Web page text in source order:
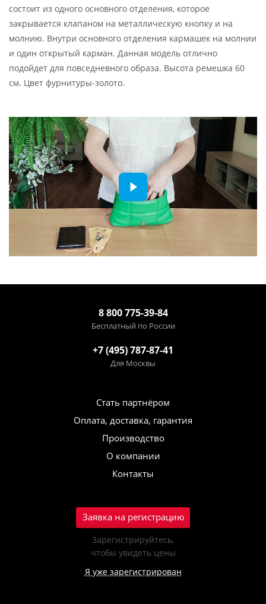
состоит из одного основного отделения, которое
закрывается клапаном на металлическую кнопку и на
молнию. Внутри основного отделения кармашек на молнии
и один открытый карман. Данная модель отлично
подойдет для повседневного образа. Высота ремешка 60
см. Цвет фурнитуры-золото.
8 800 775-39-84
Бесплатный по России
+7 (495) 787-87-41
Для Москвы
Стать партнёром
Оплата, доставка, гарантия
Производство
О компании
Контакты
Заявка на регистрацию
Зарегистрируйтесь,
чтобы увидеть цены
Я уже зарегистрирован